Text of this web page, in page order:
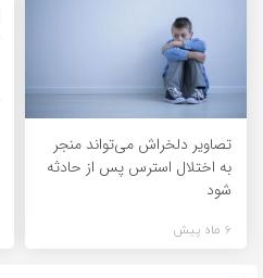
تصاویر دلخراش می‌تواند منجر
به اختلال استرس پس از حادثه
شود
6 ماه پیش